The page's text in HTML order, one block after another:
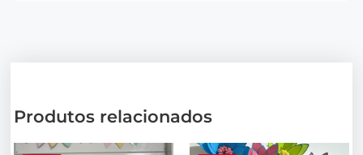
Produtos relacionados